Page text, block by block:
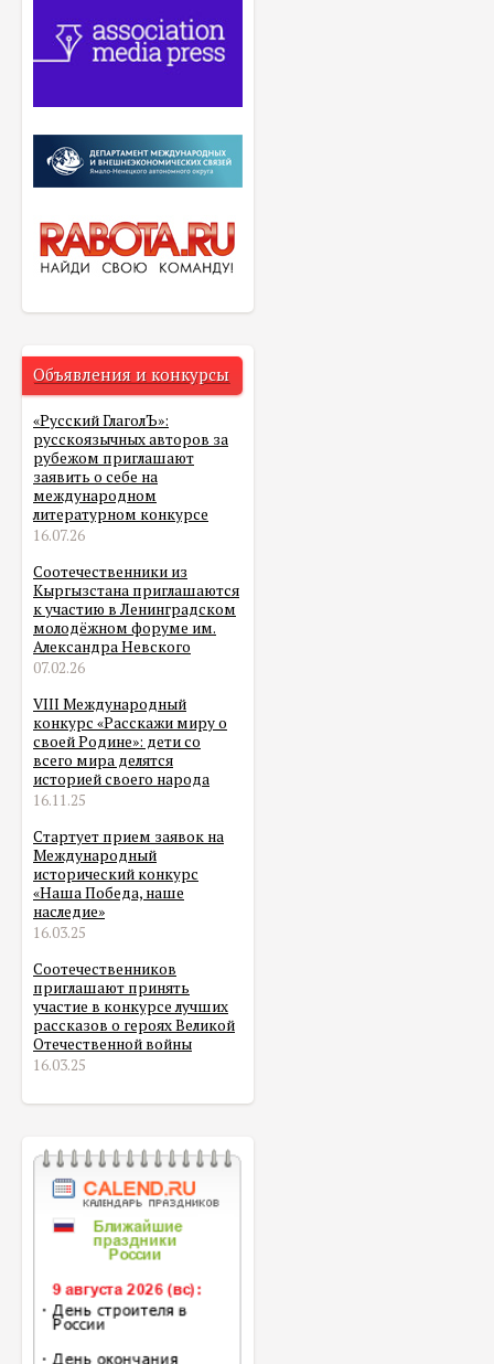
Объявления и конкурсы
«Русский ГлаголЪ»:
русскоязычных авторов за
рубежом приглашают
заявить о себе на
международном
литературном конкурсе
16.07.26
Соотечественники из
Кыргызстана приглашаются
к участию в Ленинградском
молодёжном форуме им.
Александра Невского
07.02.26
VIII Международный
конкурс «Расскажи миру о
своей Родине»: дети со
всего мира делятся
историей своего народа
16.11.25
Стартует прием заявок на
Международный
исторический конкурс
«Наша Победа, наше
наследие»
16.03.25
Соотечественников
приглашают принять
участие в конкурсе лучших
рассказов о героях Великой
Отечественной войны
16.03.25